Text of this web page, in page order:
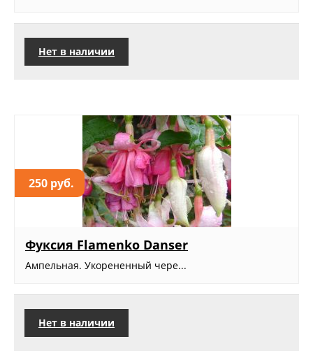
Нет в наличии
250 руб.
Фуксия Flamenko Danser
Ампельная. Укорененный чере...
Нет в наличии